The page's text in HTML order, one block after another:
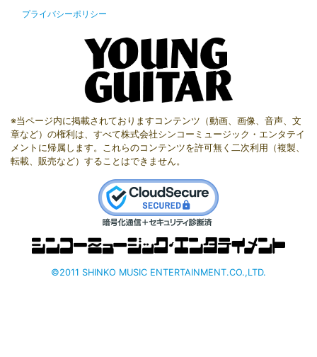
プライバシーポリシー
※当ページ内に掲載されておりますコンテンツ（動画、画像、音声、文
章など）の権利は、すべて株式会社シンコーミュージック・エンタテイ
メントに帰属します。これらのコンテンツを許可無く二次利用（複製、
転載、販売など）することはできません。
©2011 SHINKO MUSIC ENTERTAINMENT.CO.,LTD.